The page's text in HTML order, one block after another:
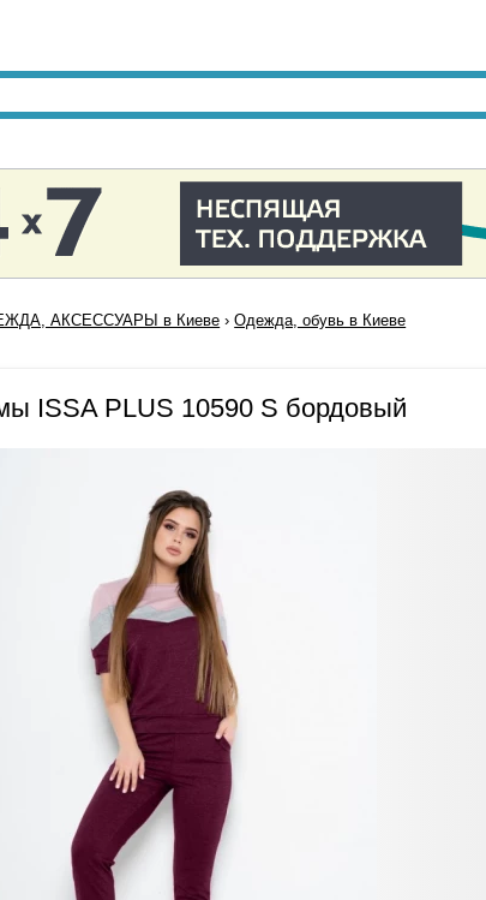
АКСЕССУАРЫ в Киеве ›Одежда, обувь в Киеве
ISSA PLUS 10590 S бордовый